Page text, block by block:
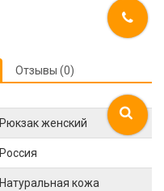
Отзывы (0)
Рюкзак женский
Россия
Натуральная кожа